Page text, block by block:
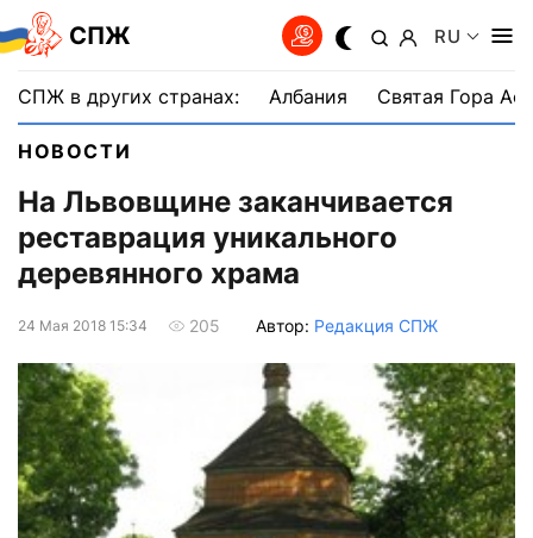
СПЖ RU
СПЖ в других странах: Албания Святая Гора
НОВОСТИ
На Львовщине заканчивается
реставрация уникального
деревянного храма
24 Мая 2018 15:34 205 Автор: Редакция СПЖ